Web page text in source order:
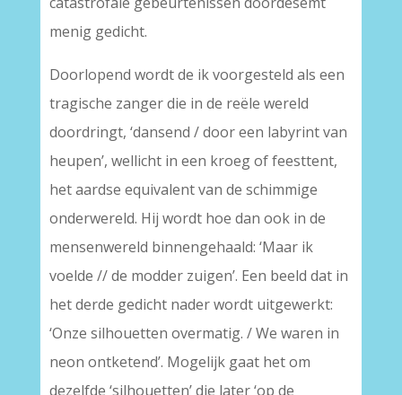
menig gedicht.
Doorlopend wordt de ik voorgesteld als een
tragische zanger die in de reële wereld
doordringt, ‘dansend / door een labyrint van
heupen’, wellicht in een kroeg of feesttent,
het aardse equivalent van de schimmige
onderwereld. Hij wordt hoe dan ook in de
mensenwereld binnengehaald: ‘Maar ik
voelde // de modder zuigen’. Een beeld dat in
het derde gedicht nader wordt uitgewerkt:
‘Onze silhouetten overmatig. / We waren in
neon ontketend’. Mogelijk gaat het om
dezelfde ‘silhouetten’ die later ‘op de